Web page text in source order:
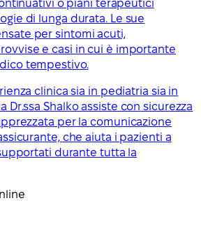
o piani terapeutici
di lunga durata. Le sue
per sintomi acuti,
e casi in cui è importante
tempestivo.
clinica sia in pediatria sia in
Dr.ssa Shalko assiste con sicurezza
per la comunicazione
che aiuta i pazienti a
durante tutta la